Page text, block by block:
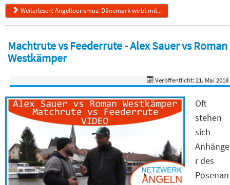
Weiterlesen: Angeltourismus: Dänemark wirbt mit...
Machtrute vs Feederrute - Alex Sauer vs Roman
Westkämper
Veröffentlicht: 21. Mai 2018
Oft
stehen
sich
Anhänge
r des
Posenan